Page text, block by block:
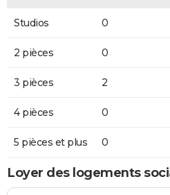
Studios 0
2 pièces 0
3 pièces 2
4 pièces 0
5 pièces et plus 0
Loyer des logements